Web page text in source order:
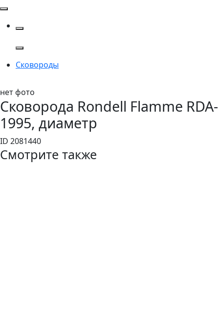
Сковороды
нет фото
Сковорода Rondell Flamme RDA-
1995, диаметр
ID 2081440
Смотрите также